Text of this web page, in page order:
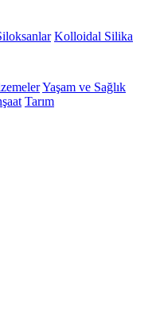
Kolloidal Silika
Yaşam ve Sağlık
Tarım